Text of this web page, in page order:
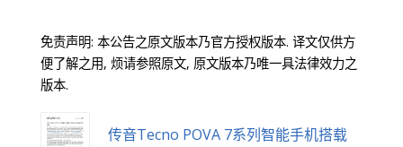
免责声明: 本公告之原文版本乃官方授权版本. 译文仅供方
便了解之用, 烦请参照原文, 原文版本乃唯一具法律效力之
版本.
传音Tecno POVA 7系列智能手机搭载